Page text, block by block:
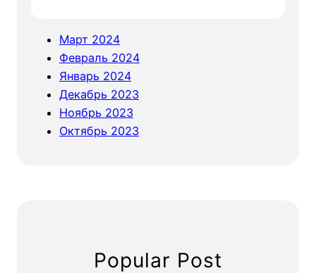
Март 2024
Февраль 2024
Январь 2024
Декабрь 2023
Ноябрь 2023
Октябрь 2023
Popular Post